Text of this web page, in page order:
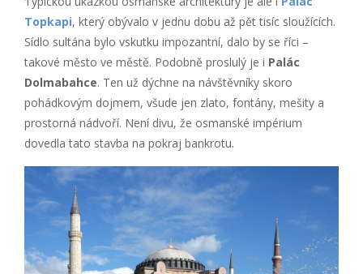
Topkapi, který obývalo v jednu dobu až pět tisíc sloužících.
Sídlo sultána bylo vskutku impozantní, dalo by se říci –
takové město ve městě. Podobně proslulý je i Palác
Dolmabahce. Ten už dýchne na návštěvníky skoro
pohádkovým dojmem, všude jen zlato, fontány, mešity a
prostorná nádvoří. Není divu, že osmanské impérium
dovedla tato stavba na pokraj bankrotu.